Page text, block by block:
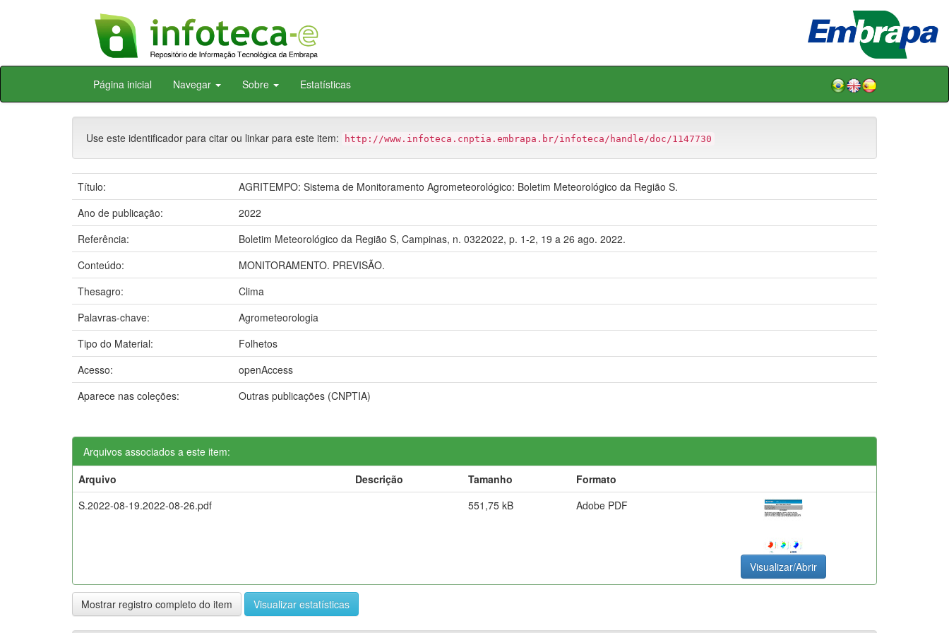
Skip
Página inicial Navegar Sobre Estatísticas
Use este identificador para citar ou linkar para este item: http://www.infoteca.cnptia.embrapa.br/infoteca/handle/doc/1147730
Título:
AGRITEMPO: Sistema de Monitoramento Agrometeorológico: Boletim Meteorológico da Região S.
Ano de publicação:
2022
Referência:
Boletim Meteorológico da Região S, Campinas, n. 0322022, p. 1-2, 19 a 26 ago. 2022.
Conteúdo:
MONITORAMENTO. PREVISÃO.
Thesagro:
Clima
Palavras-chave:
Agrometeorologia
Tipo do Material:
Folhetos
Acesso:
openAccess
Aparece nas coleções:
Outras publicações (CNPTIA)
Arquivos associados a este item:
Arquivo
Descrição Tamanho
Formato
S.2022-08-19.2022-08-26.pdf
551,75 kB Adobe PDF
Visualizar/Abrir
Mostrar registro completo do item Visualizar estatísticas